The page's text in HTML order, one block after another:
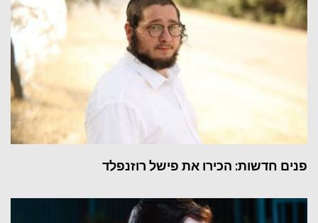
פנים חדשות: הכירו את פישל רוזנפלד